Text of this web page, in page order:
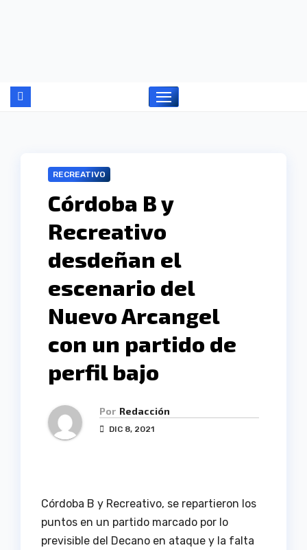
RECREATIVO
Córdoba B y
Recreativo
desdeñan el
escenario del
Nuevo Arcangel
con un partido de
perfil bajo
Por Redacción
DIC 8, 2021
Córdoba B y Recreativo, se repartieron los
puntos en un partido marcado por lo
previsible del Decano en ataque y la falta